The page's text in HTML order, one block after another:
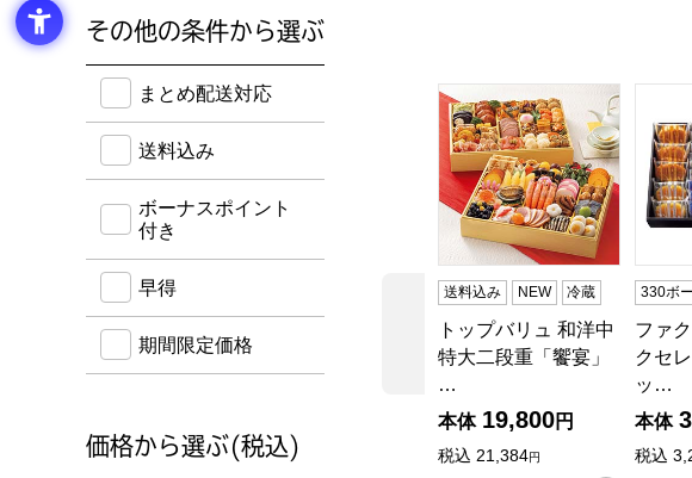
前の商品
トップバリュ 和洋中特大二
送料込み NEW 冷蔵
トップバリュ 和洋中
特大二段重「饗宴」
…
本体 19,800円
税込 21,384円
ファ
330ボ
ファ
クセ
ッ…
本体
税込
その他の条件から選ぶ
送料込み・ボーナスポイント付き・早得・期間限定商品から絞り込む
まとめ配送対応
送料込み
ボーナスポイント
付き
早得
期間限定価格
価格から選ぶ(税込)